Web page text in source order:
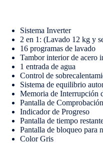
Sistema Inverter
2 en 1: (Lavado 12 kg y
16 programas de lavado
Tambor interior de acero
1 entrada de agua
Control de
Sistema de equilibrio
Memoria de Interrupción
Pantalla de
Indicador de Progreso
Pantalla de tiempo
Pantalla de bloqueo para
Color Gris